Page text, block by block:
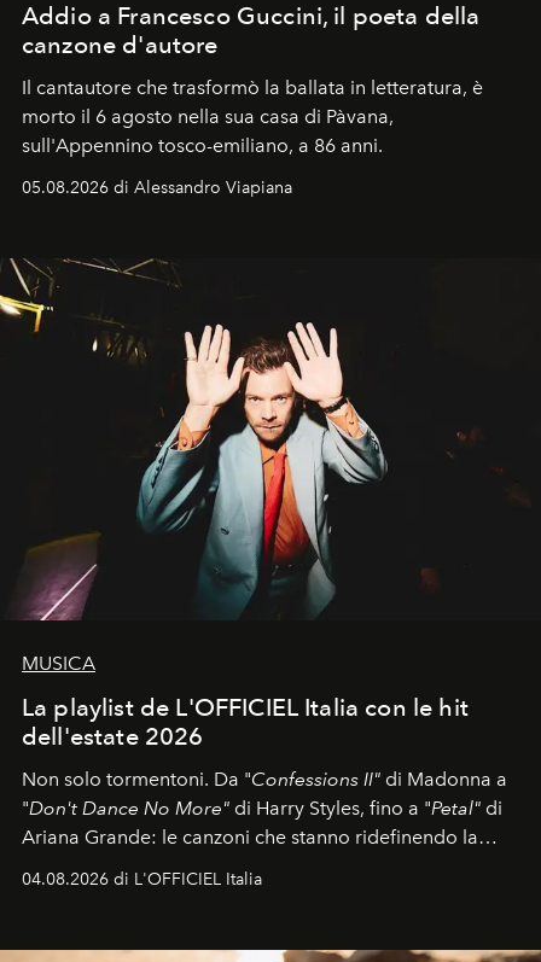
Addio a Francesco Guccini, il poeta della
canzone d'autore
Il cantautore che trasformò la ballata in letteratura, è
morto il 6 agosto nella sua casa di Pàvana,
sull'Appennino tosco-emiliano, a 86 anni.
05.08.2026 di Alessandro Viapiana
MUSICA
La playlist de L'OFFICIEL Italia con le hit
dell'estate 2026
Non solo tormentoni. Da "Confessions II" di Madonna a
"Don't Dance No More" di Harry Styles, fino a "Petal" di
Ariana Grande: le canzoni che stanno ridefinendo la
colonna sonora della stagione.
04.08.2026 di L'OFFICIEL Italia